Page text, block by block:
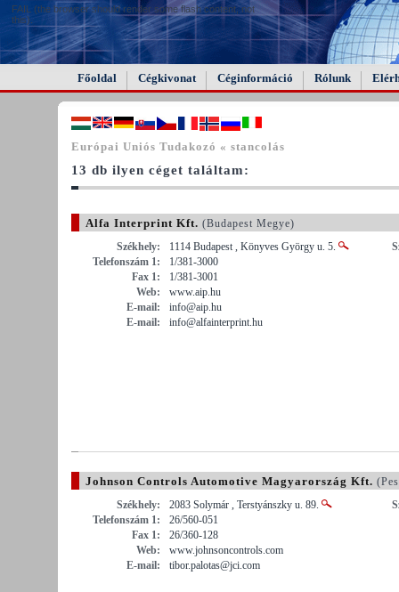
FAIL (the browser should render some flash content, not
this).
Főoldal Cégkivonat Céginformáció Rólunk
Európai Uniós Tudakozó « stancolás
13 db ilyen céget találtam:
Alfa Interprint Kft. (Budapest Megye)
Székhely:
1114 Budapest , Könyves György u. 5.
Telefonszám 1:
1/381-3000
Fax 1:
1/381-3001
Web:
www.aip.hu
E-mail:
info@aip.hu
E-mail:
info@alfainterprint.hu
Johnson Controls Automotive Magyarország Kft.
Székhely:
2083 Solymár , Terstyánszky u. 89.
Telefonszám 1:
26/560-051
Fax 1:
26/360-128
Web:
www.johnsoncontrols.com
E-mail:
tibor.palotas@jci.com